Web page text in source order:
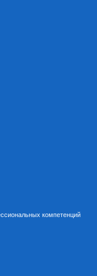
компетенций